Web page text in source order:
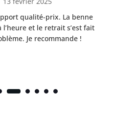
qualité-prix. La benne
l’heure et le retrait s’est fait
Je recommande !